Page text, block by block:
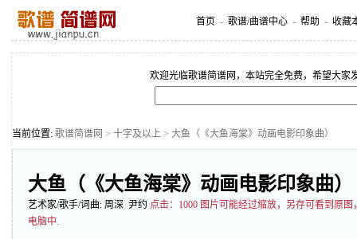
首页 - 歌谱/曲谱中心 - 帮助 - 收藏
欢迎光临歌谱简谱网，本站完全免费，希望大家
当前位置: 歌谱简谱网 > 十字及以上 > 大鱼（《大鱼海棠》动画电影印象曲）
大鱼（《大鱼海棠》动画电影印象曲）
艺术家/歌手/词曲: 周深 尹约 点击： 1000 图片可能经过缩放，另存可看到原
电脑中.